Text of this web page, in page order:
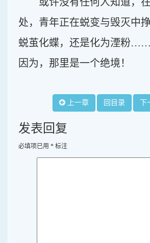
处，青年正在蜕变与毁灭中
蜕茧化蝶，还是化为湮粉……
因为，那里是一个绝境！
上一章 回目录
发表回复
必填项已用 * 标注